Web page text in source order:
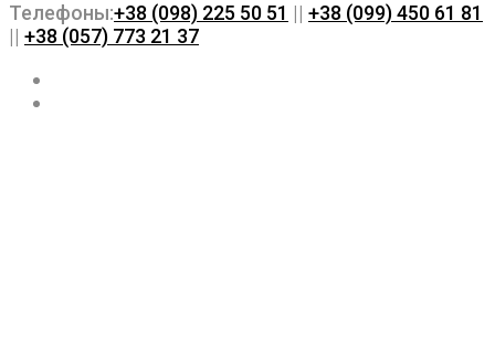
Телефоны:+38 (098) 225 50 51 || +38 (099) 450 61 81
|| +38 (057) 773 21 37